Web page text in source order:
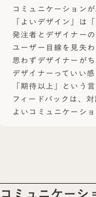
コミュニケーション
「よいデザイン」は
発注者とデザイナー
ユーザー目線を見失
思わずデザイナーが
デザイナーっていい
「期待以上」という
フィードバックは、
よいコミュニケーシ